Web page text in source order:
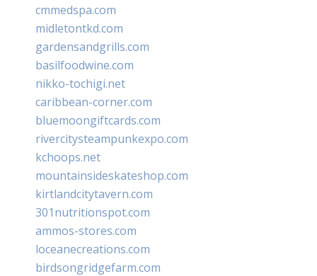
cmmedspa.com
midletontkd.com
gardensandgrills.com
basilfoodwine.com
nikko-tochigi.net
caribbean-corner.com
bluemoongiftcards.com
rivercitysteampunkexpo.com
kchoops.net
mountainsideskateshop.com
kirtlandcitytavern.com
301nutritionspot.com
ammos-stores.com
loceanecreations.com
birdsongridgefarm.com